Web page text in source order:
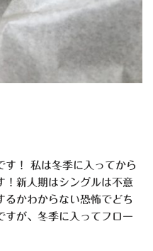
す！ 私は冬季に入ってから
！新人期はシングルは不意
るかわからない恐怖でどち
すが、冬季に入ってフロー